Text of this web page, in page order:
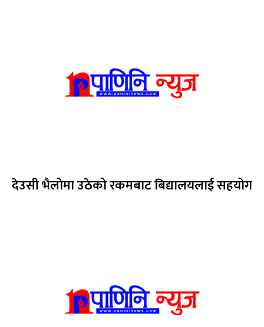
देउसी भैलोमा उठेको रकमबाट बिद्यालयलाई सहयोग